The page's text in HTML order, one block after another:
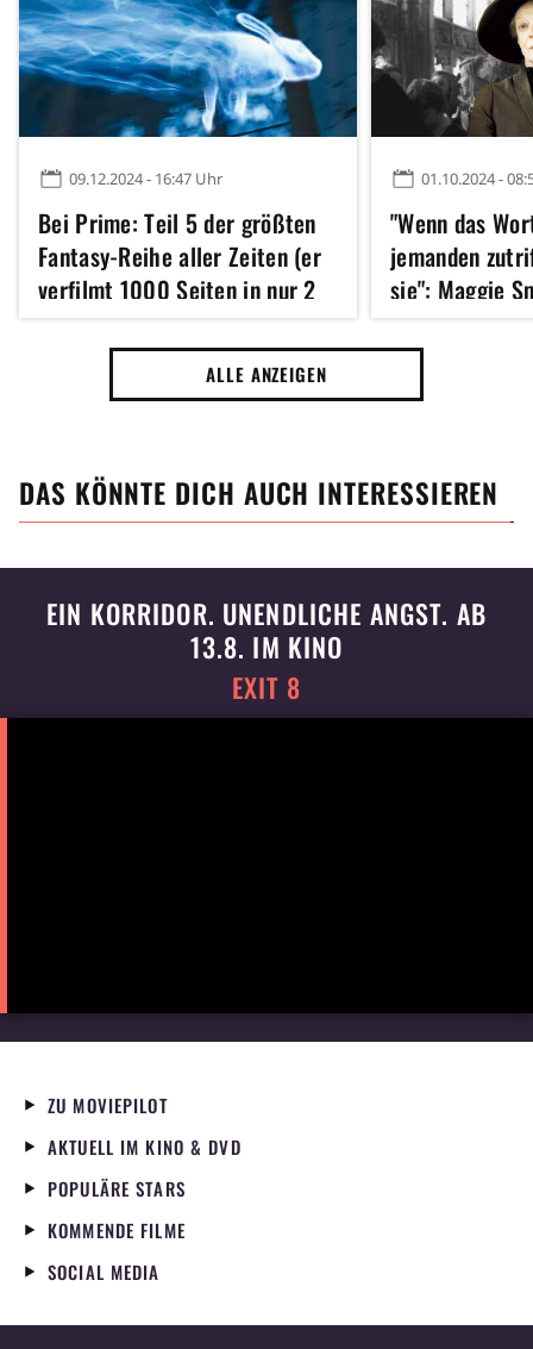
09.12.2024 - 16:47 Uhr
Bei Prime: Teil 5 der größten
Fantasy-Reihe aller Zeiten (er
verfilmt 1000 Seiten in nur 2
Stunden)
01.10.2024 -
"Wenn das
jemanden
sie": Maggie
Harry Potter-
Radcliffe und
ALLE ANZEIGEN
DAS KÖNNTE DICH AUCH INTERESSIEREN
EIN KORRIDOR. UNENDLICHE ANGST. AB
13.8. IM KINO
EXIT 8
ZU MOVIEPILOT
AKTUELL IM KINO & DVD
POPULÄRE STARS
KOMMENDE FILME
SOCIAL MEDIA